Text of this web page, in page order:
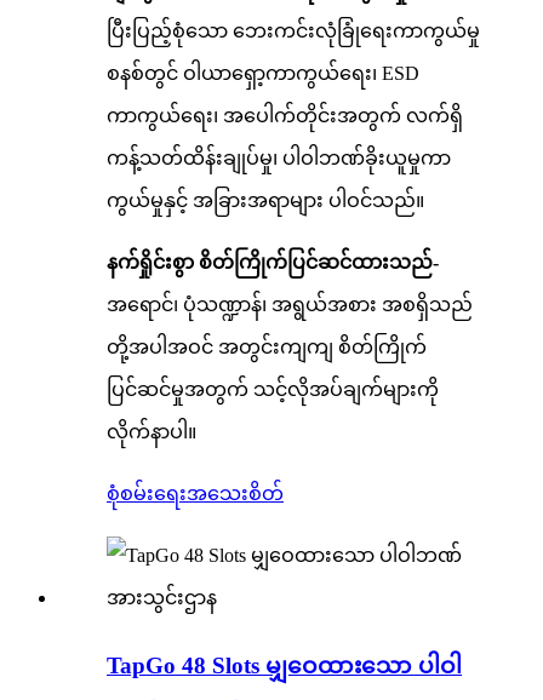
ပြီးပြည့်စုံသော ဘေးကင်းလုံခြုံရေးကာကွယ်မှု
စနစ်တွင် ဝါယာရှော့ကာကွယ်ရေး၊ ESD
ကာကွယ်ရေး၊ အပေါက်တိုင်းအတွက် လက်ရှိ
ကန့်သတ်ထိန်းချုပ်မှု၊ ပါဝါဘဏ်ခိုးယူမှုကာ
ကွယ်မှုနှင့် အခြားအရာများ ပါဝင်သည်။
နက်ရှိုင်းစွာ စိတ်ကြိုက်ပြင်ဆင်ထားသည်-
အရောင်၊ ပုံသဏ္ဍာန်၊ အရွယ်အစား အစရှိသည်
တို့အပါအဝင် အတွင်းကျကျ စိတ်ကြိုက်
ပြင်ဆင်မှုအတွက် သင့်လိုအပ်ချက်များကို
လိုက်နာပါ။
စုံစမ်းရေးအသေးစိတ်
TapGo 48 Slots မျှဝေထားသော ပါဝါ